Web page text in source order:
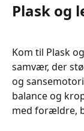
Plask og
Kom til Plask
samvær, der
og
balance og
med forældre,